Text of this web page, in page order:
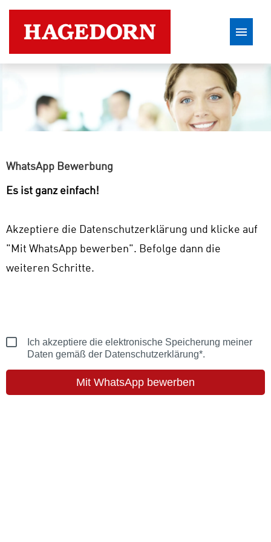
WhatsApp Bewerbung
Es ist ganz einfach!
Akzeptiere die Datenschutzerklärung und klicke auf
"Mit WhatsApp bewerben". Befolge dann die
weiteren Schritte.
Ich akzeptiere die elektronische Speicherung meiner
Daten gemäß der Datenschutzerklärung*.
Mit WhatsApp bewerben